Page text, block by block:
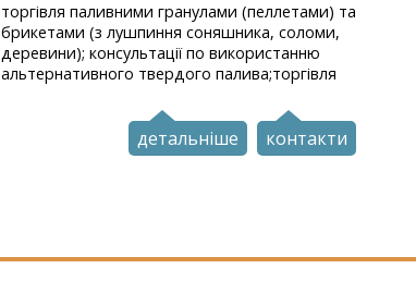
торгівля паливними гранулами (пеллетами) та
брикетами (з лушпиння соняшника, соломи,
деревини); консультації по використанню
альтернативного твердого палива;торгівля
детальніше контакти